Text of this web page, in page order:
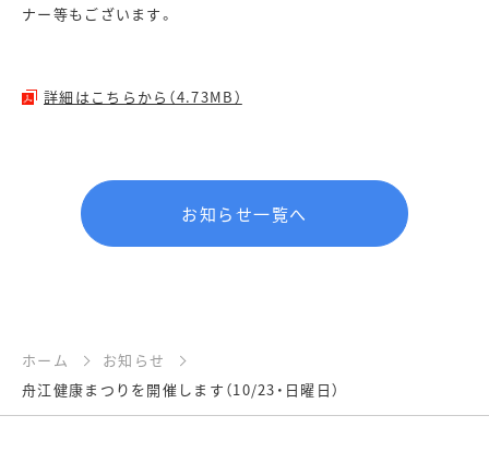
ナー等もございます。
詳細はこちらから（4.73MB）
お知らせ一覧へ
ホーム
お知らせ
舟江健康まつりを開催します（10/23・日曜日）